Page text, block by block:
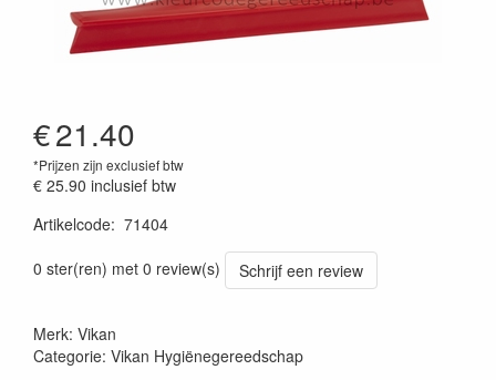
€21.40
*Prijzen zijn exclusief btw
€ 25.90 inclusief btw
Artikelcode: 71404
0 ster(ren) met 0 review(s)
Schrijf een review
Merk: Vikan
Categorie: Vikan Hygiënegereedschap